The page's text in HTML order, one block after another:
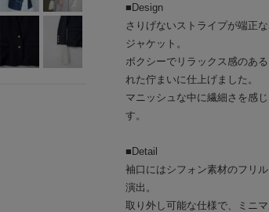
■Design
さりげないストライプが端正
ジャケット。
ボクシーでリラックス感のあ
れた佇まいに仕上げました。
マニッシュな中に繊細さを感
す。
■Detail
袖口にはシフォン素材のフリ
演出。
取り外し可能な仕様で、ミニ